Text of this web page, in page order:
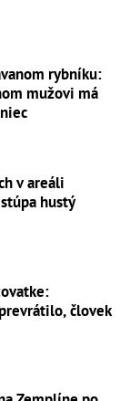
rybníku:
mužovi má
v areáli
hustý
človek